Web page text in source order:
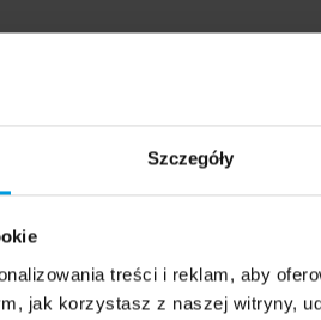
Szczegóły
treści i reklam, aby
jak korzystasz z naszej witryny,